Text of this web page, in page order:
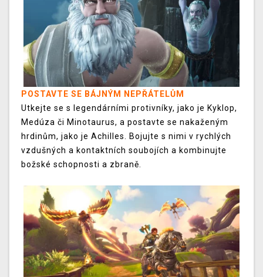
POSTAVTE SE BÁJNÝM NEPŘÁTELŮM
Utkejte se s legendárními protivníky, jako je Kyklop,
Medúza či Minotaurus, a postavte se nakaženým
hrdinům, jako je Achilles. Bojujte s nimi v rychlých
vzdušných a kontaktních soubojích a kombinujte
božské schopnosti a zbraně.